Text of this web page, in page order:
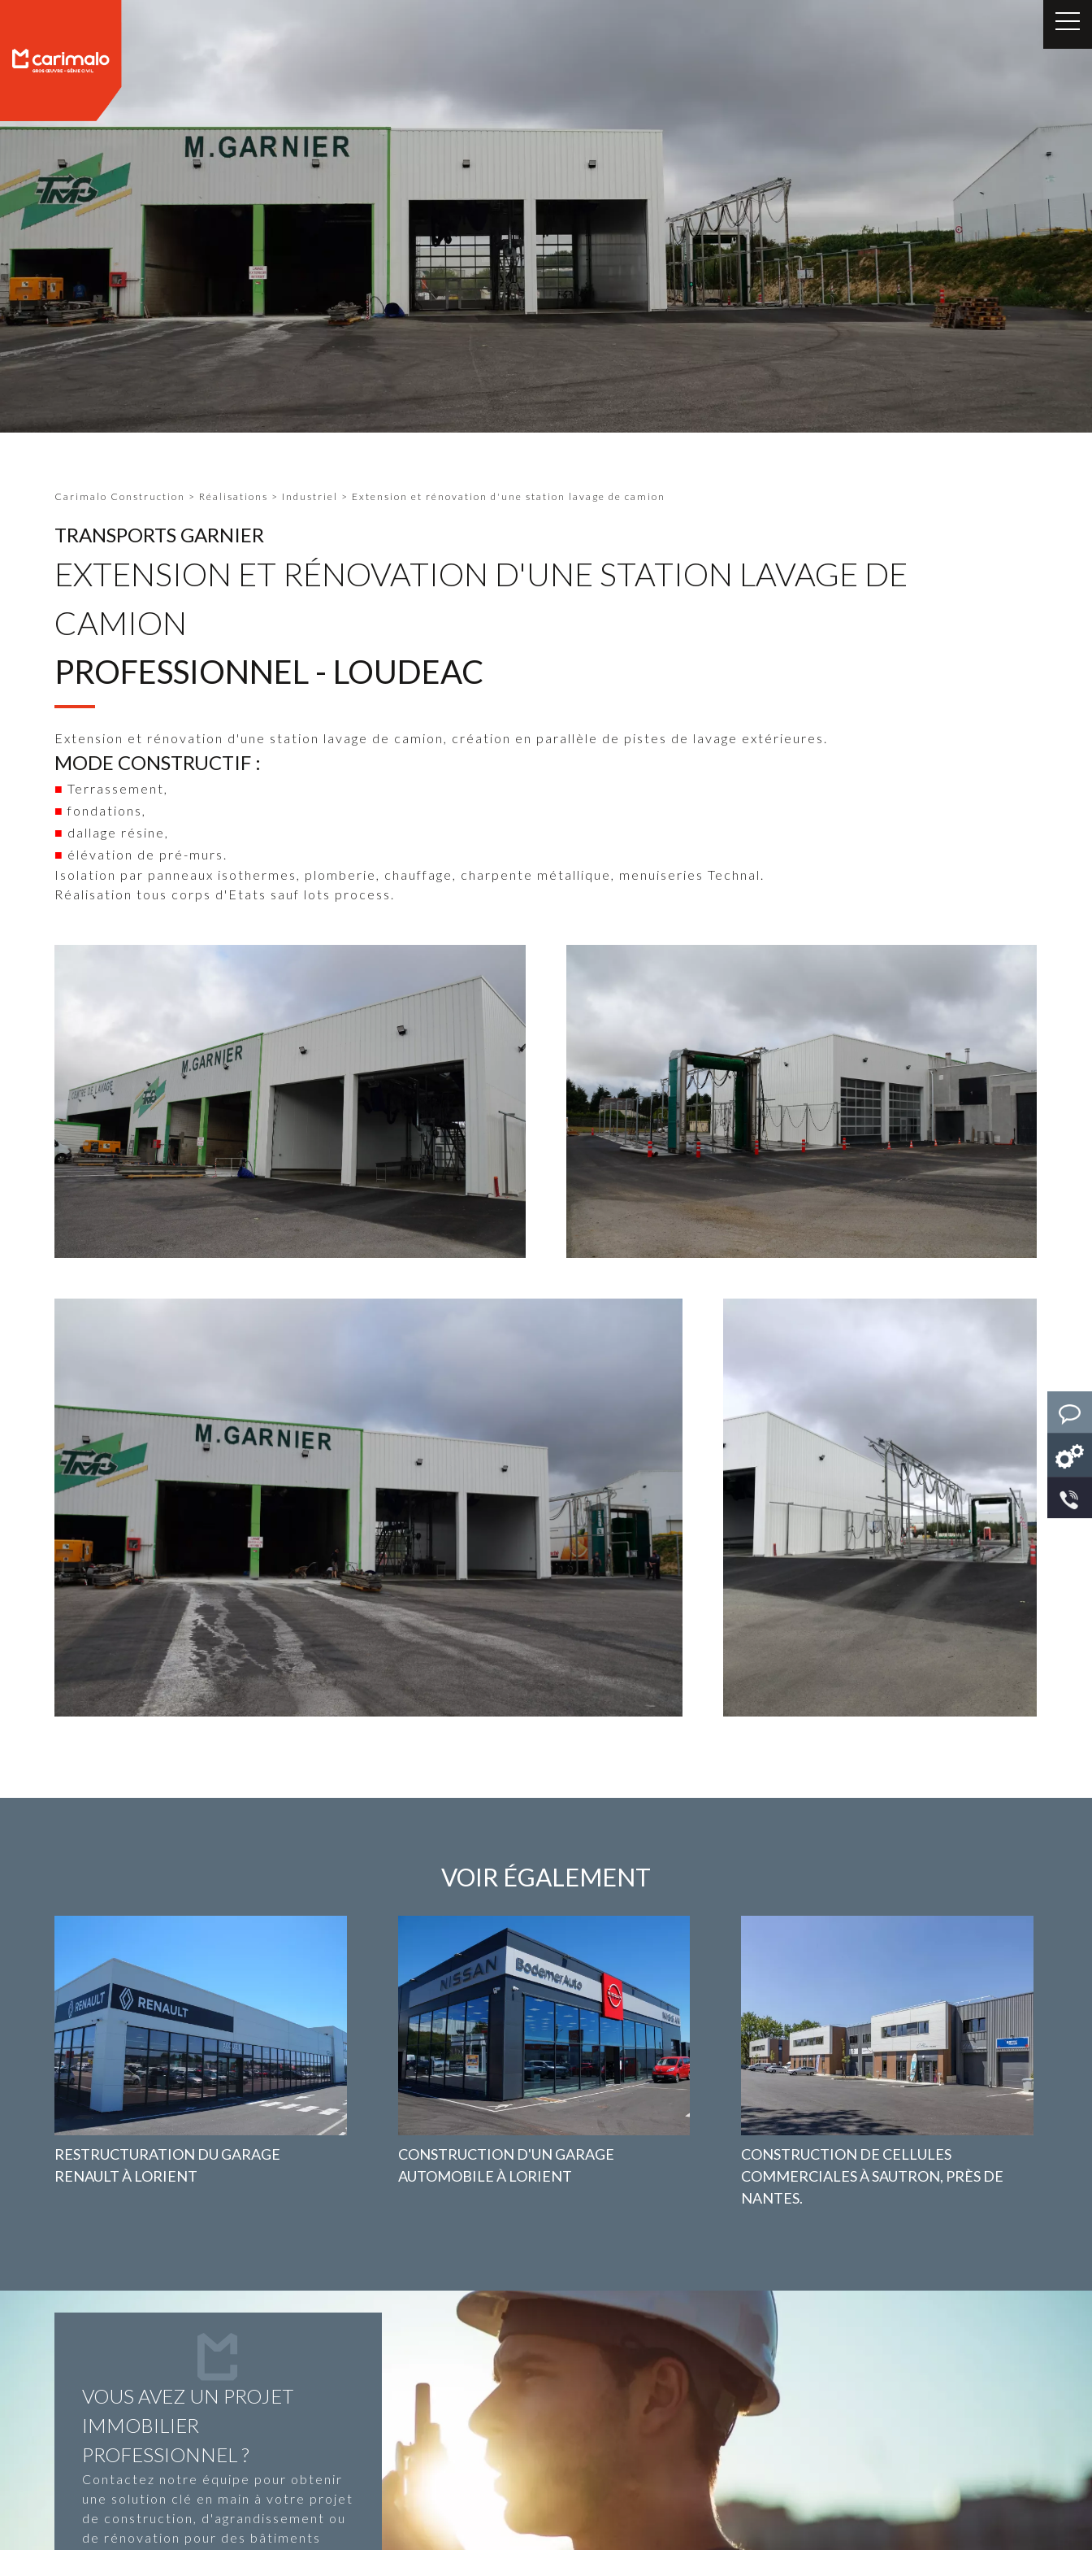
Carimalo Construction > Réalisations > Industriel > Extension et rénovation d'une station lavage de camion
TRANSPORTS GARNIER
EXTENSION ET RÉNOVATION D'UNE STATION LAVAGE DE
CAMION
PROFESSIONNEL - LOUDEAC
Extension et rénovation d'une station lavage de camion, création en parallèle de pistes de lavage extérieures.
MODE CONSTRUCTIF :
Terrassement,
fondations,
dallage résine,
élévation de pré-murs.
Isolation par panneaux isothermes, plomberie, chauffage, charpente métallique, menuiseries Technal.
Réalisation tous corps d'Etats sauf lots process.
VOIR ÉGALEMENT
RESTRUCTURATION DU GARAGE
RENAULT À LORIENT
CONSTRUCTION D'UN GARAGE
AUTOMOBILE À LORIENT
CONSTRUCTION DE CELLULES
COMMERCIALES À SAUTRON, PRÈS DE
NANTES.
VOUS AVEZ UN PROJET
IMMOBILIER
PROFESSIONNEL ?
Contactez notre équipe pour obtenir
une solution clé en main à votre projet
de construction, d'agrandissement ou
de rénovation pour des bâtiments